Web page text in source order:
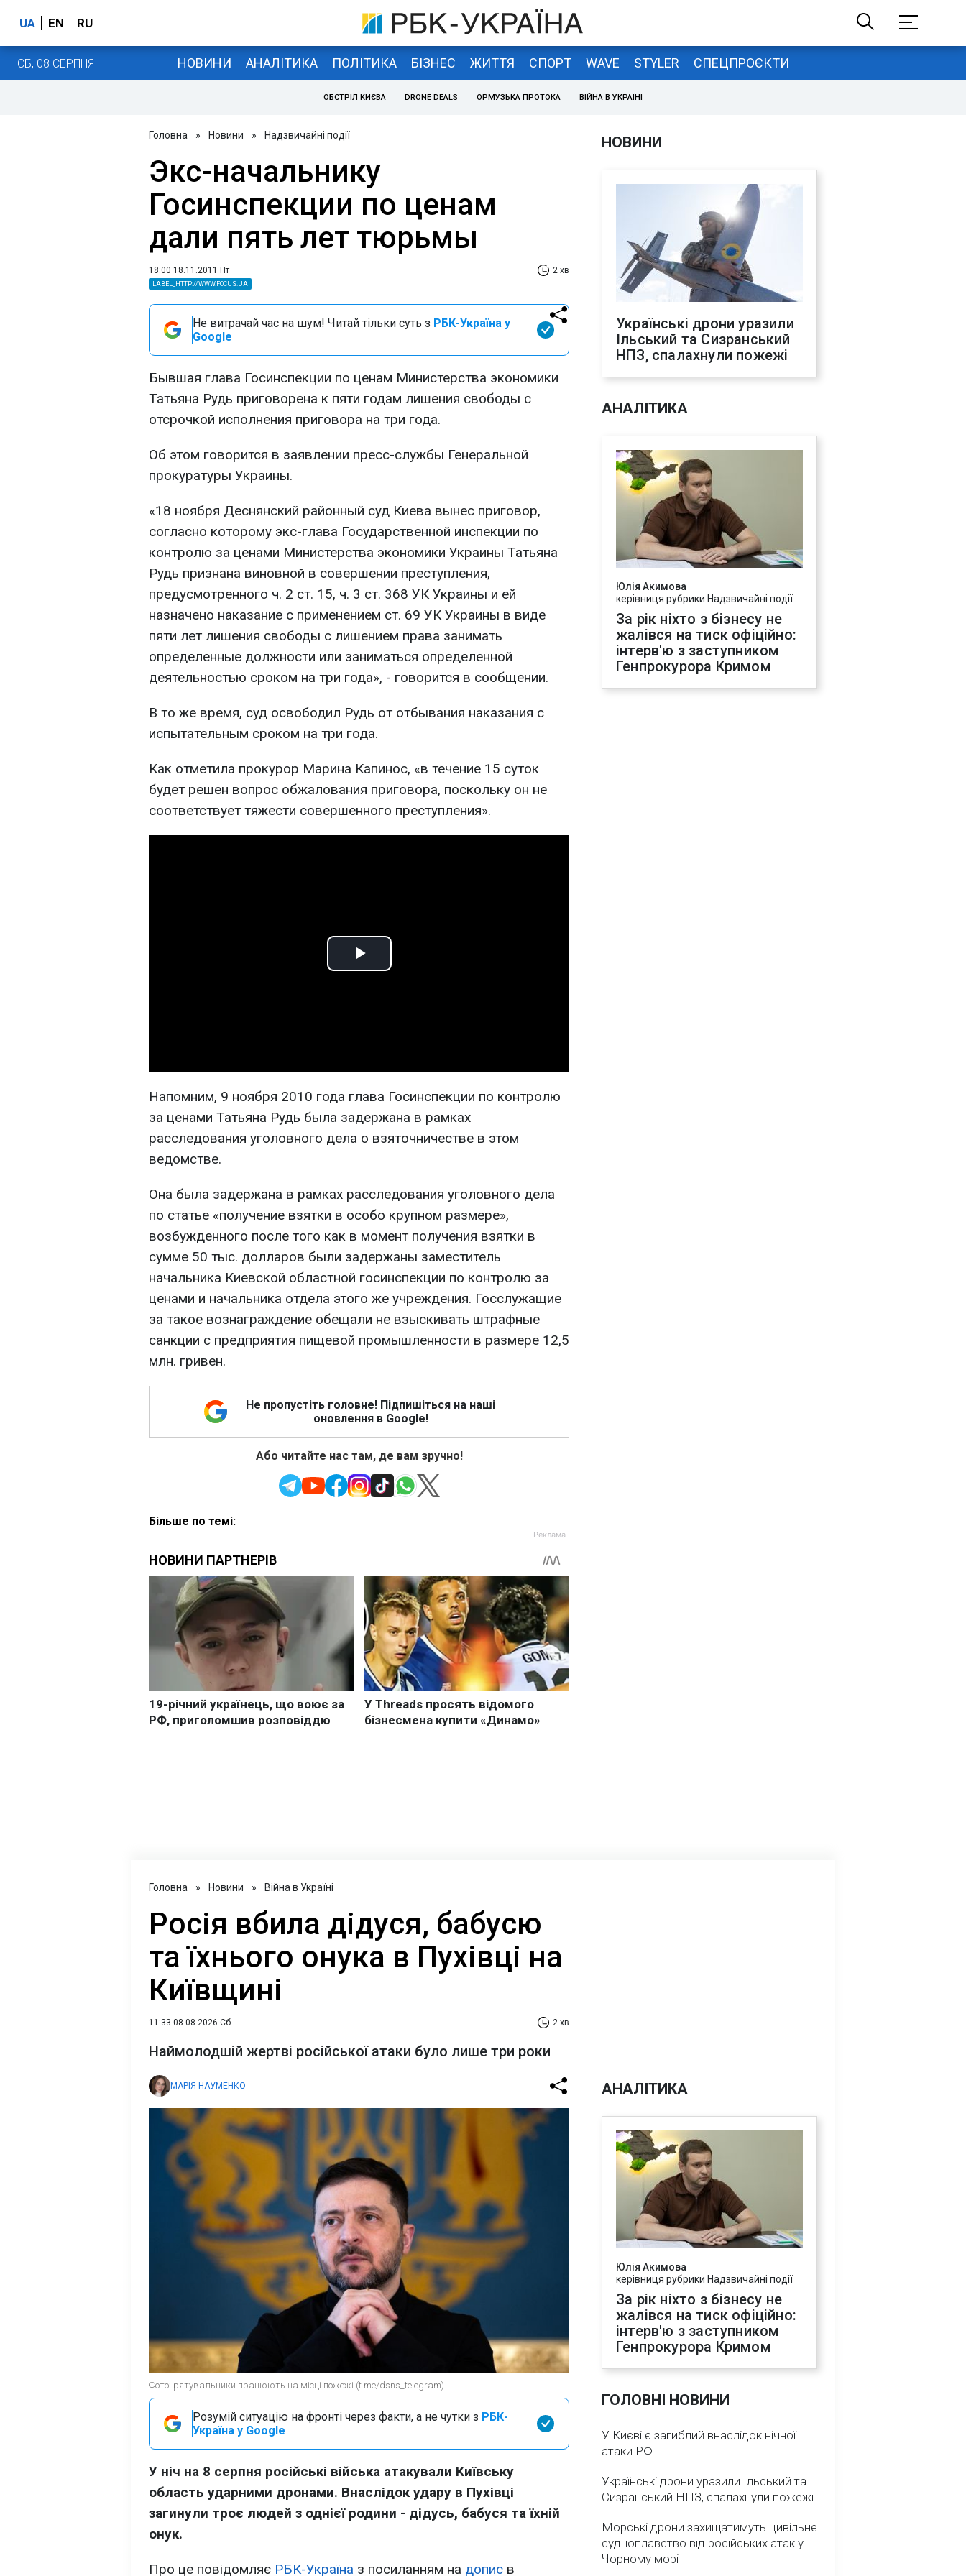
UA EN RU
СБ, 08 СЕРПНЯ НОВИНИ АНАЛІТИКА ПОЛІТИКА БІЗНЕС ЖИТТЯ СПОРТ WAVE STYLER СПЕЦПРОЄКТИ
ОБСТРІЛ КИЄВА DRONE DEALS ОРМУЗЬКА ПРОТОКА ВІЙНА В УКРАЇНІ
Головна » Новини » Надзвичайні події
Экс-начальнику
Госинспекции по ценам
дали пять лет тюрьмы
18:00 18.11.2011 Пт 2 хв
LABEL_HTTP://WWW.FOCUS.UA
Не витрачай час на шум! Читай тільки суть з РБК-Україна у
Google
Бывшая глава Госинспекции по ценам Министерства экономики
Татьяна Рудь приговорена к пяти годам лишения свободы с
отсрочкой исполнения приговора на три года.
Об этом говорится в заявлении пресс-службы Генеральной
прокуратуры Украины.
«18 ноября Деснянский районный суд Киева вынес приговор,
согласно которому экс-глава Государственной инспекции по
контролю за ценами Министерства экономики Украины Татьяна
Рудь признана виновной в совершении преступления,
предусмотренного ч. 2 ст. 15, ч. 3 ст. 368 УК Украины и ей
назначено наказание с применением ст. 69 УК Украины в виде
пяти лет лишения свободы с лишением права занимать
определенные должности или заниматься определенной
деятельностью сроком на три года», - говорится в сообщении.
В то же время, суд освободил Рудь от отбывания наказания с
испытательным сроком на три года.
Как отметила прокурор Марина Капинос, «в течение 15 суток
будет решен вопрос обжалования приговора, поскольку он не
соответствует тяжести совершенного преступления».
Play
Напомним, 9 ноября 2010 года глава Госинспекции по контролю
за ценами Татьяна Рудь была задержана в рамках
расследования уголовного дела о взяточничестве в этом
ведомстве.
Она была задержана в рамках расследования уголовного дела
по статье «получение взятки в особо крупном размере»,
возбужденного после того как в момент получения взятки в
сумме 50 тыс. долларов были задержаны заместитель
начальника Киевской областной госинспекции по контролю за
ценами и начальника отдела этого же учреждения. Госслужащие
за такое вознаграждение обещали не взыскивать штрафные
санкции с предприятия пищевой промышленности в размере 12,5
млн. гривен.
Не пропустіть головне! Підпишіться на наші
оновлення в Google!
Або читайте нас там, де вам зручно!
Більше по темі:
НОВИНИ
Українські дрони уразили
Ільський та Сизранський
НПЗ, спалахнули пожежі
АНАЛІТИКА
Юлія Акимова
керівниця рубрики Надзвичайні події
За рік ніхто з бізнесу не
жалівся на тиск офіційно:
інтерв'ю з заступником
Генпрокурора Кримом
Головна » Новини » Війна в Україні
Росія вбила дідуся, бабусю
та їхнього онука в Пухівці на
Київщині
11:33 08.08.2026 Сб 2 хв
Наймолодшій жертві російської атаки було лише три роки
МАРІЯ НАУМЕНКО
Фото: рятувальники працюють на місці пожежі (t.me/dsns_telegram)
Розумій ситуацію на фронті через факти, а не чутки з РБК-
Україна у Google
У ніч на 8 серпня російські війська атакували Київську
область ударними дронами. Внаслідок удару в Пухівці
загинули троє людей з однієї родини - дідусь, бабуся та їхній
онук.
Про це повідомляє РБК-Україна з посиланням на допис в
АНАЛІТИКА
Юлія Акимова
керівниця рубрики Надзвичайні події
За рік ніхто з бізнесу не
жалівся на тиск офіційно:
інтерв'ю з заступником
Генпрокурора Кримом
ГОЛОВНІ НОВИНИ
У Києві є загиблий внаслідок нічної
атаки РФ
Українські дрони уразили Ільський та
Сизранський НПЗ, спалахнули пожежі
Морські дрони захищатимуть цивільне
судноплавство від російських атак у
Чорному морі